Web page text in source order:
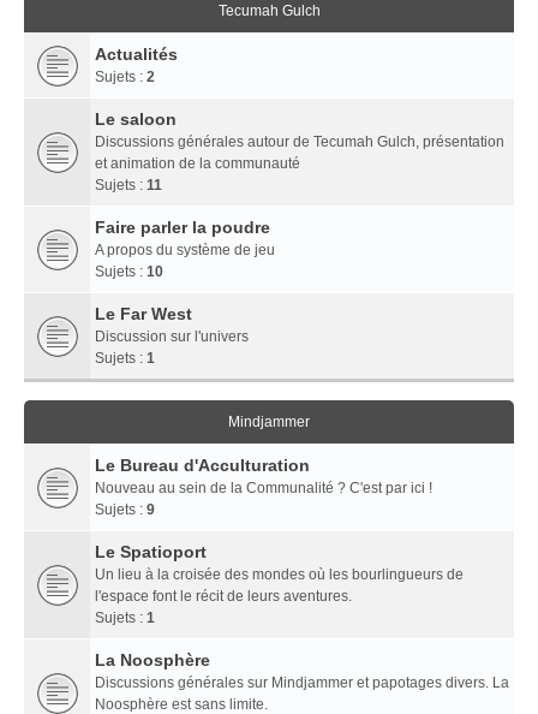
Tecumah Gulch
Actualités
Sujets : 2
Le saloon
Discussions générales autour de Tecumah Gulch, présentation
et animation de la communauté
Sujets : 11
Faire parler la poudre
A propos du système de jeu
Sujets : 10
Le Far West
Discussion sur l'univers
Sujets : 1
Mindjammer
Le Bureau d'Acculturation
Nouveau au sein de la Communalité ? C'est par ici !
Sujets : 9
Le Spatioport
Un lieu à la croisée des mondes où les bourlingueurs de
l'espace font le récit de leurs aventures.
Sujets : 1
La Noosphère
Discussions générales sur Mindjammer et papotages divers. La
Noosphère est sans limite.